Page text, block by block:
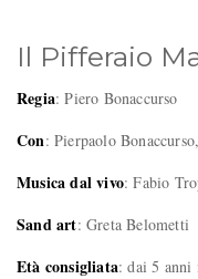
Il Pifferaio
Regia: Piero Bonaccurso
Con: Pierpaolo
Musica dal vivo: Fabio
Sand art: Greta Belometti
Età consigliata: dai 5 anni